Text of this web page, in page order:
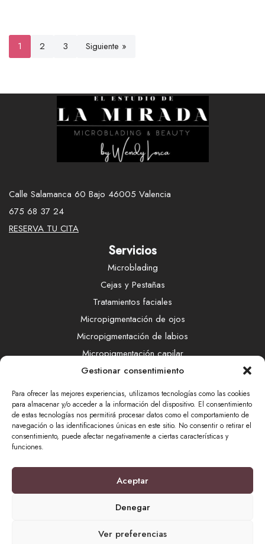
Gestionar consentimiento
Para ofrecer las mejores experiencias, utilizamos tecnologías como las cookies
para almacenar y/o acceder a la información del dispositivo. El consentimiento
de estas tecnologías nos permitirá procesar datos como el comportamiento de
navegación o las identificaciones únicas en este sitio. No consentir o retirar el
consentimiento, puede afectar negativamente a ciertas características y
funciones.
Aceptar
Denegar
Ver preferencias
1 2 3 Siguiente »
Calle Salamanca 60 Bajo 46005 Valencia
675 68 37 24
RESERVA TU CITA
Servicios
Microblading
Cejas y Pestañas
Tratamientos faciales
Micropigmentación de ojos
Micropigmentación de labios
Micropigmentación capilar
Método EDM
FaceGym
Radiofrecuencia Indiba
LÁSER SHR
Eliminación de micropigmentación
Financiado por el Programa KIT Digital. Plan de Recuperación,
Transformación y Resiliencia de España “Next Generation EU”.